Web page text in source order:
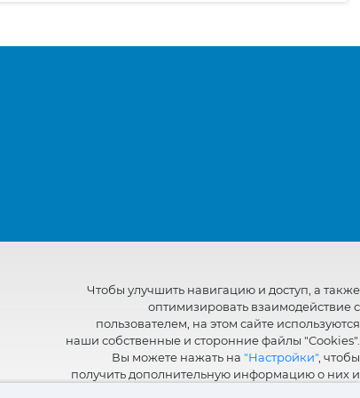
Чтобы улучшить навигацию и доступ, а также
оптимизировать взаимодействие с
пользователем, на этом сайте используются
наши собственные и сторонние файлы "Cookies".
Вы можете нажать на "Настройки" , чтобы
получить дополнительную информацию о них и